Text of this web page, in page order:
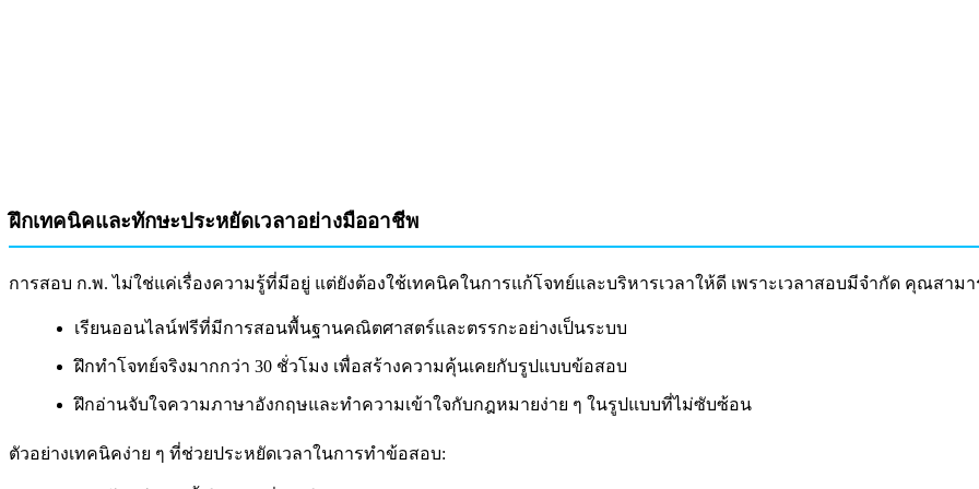
ฝึกเทคนิคและทักษะประหยัดเวลาอย่างมืออาชีพ
การสอบ ก.พ. ไม่ใช่แค่เรื่องความรู้ที่มีอยู่ แต่ยังต้องใช้เทคนิคในการแก้โจทย์และบริหารเวลาให้ดี เพราะเวลาสอบมีจำกัด คุณสาม
เรียนออนไลน์ฟรีที่มีการสอนพื้นฐานคณิตศาสตร์และตรรกะอย่างเป็นระบบ
ฝึกทำโจทย์จริงมากกว่า 30 ชั่วโมง เพื่อสร้างความคุ้นเคยกับรูปแบบข้อสอบ
ฝึกอ่านจับใจความภาษาอังกฤษและทำความเข้าใจกับกฎหมายง่าย ๆ ในรูปแบบที่ไม่ซับซ้อน
ตัวอย่างเทคนิคง่าย ๆ ที่ช่วยประหยัดเวลาในการทำข้อสอบ: